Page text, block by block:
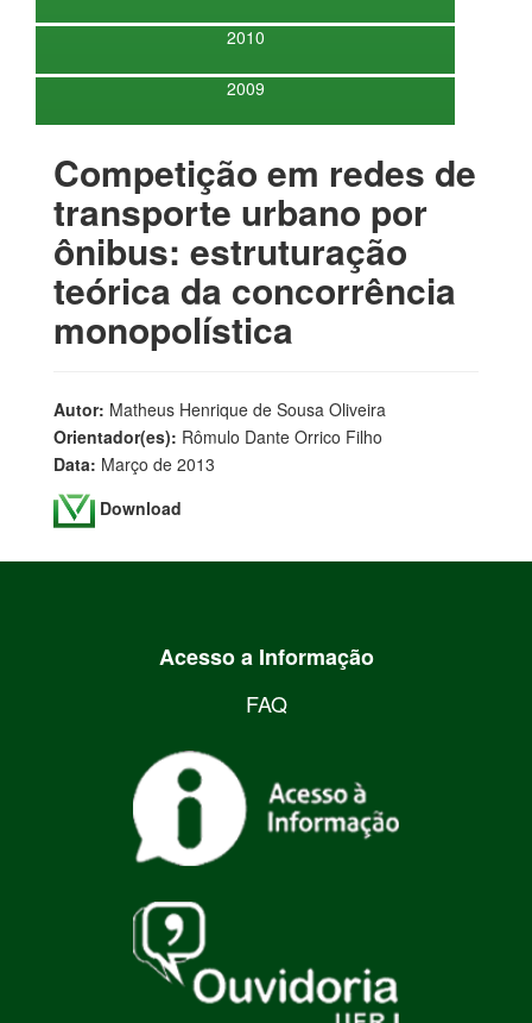
2010
2009
Competição em redes de
transporte urbano por
ônibus: estruturação
teórica da concorrência
monopolística
Autor: Matheus Henrique de Sousa Oliveira
Orientador(es): Rômulo Dante Orrico Filho
Data: Março de 2013
Download
Acesso a Informação
FAQ